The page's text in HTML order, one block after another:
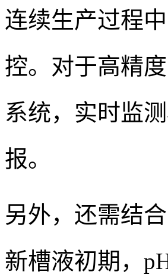
连续生产过程
控。对于高精
系统，实时监
报。
另外，还需结
新槽液初期，